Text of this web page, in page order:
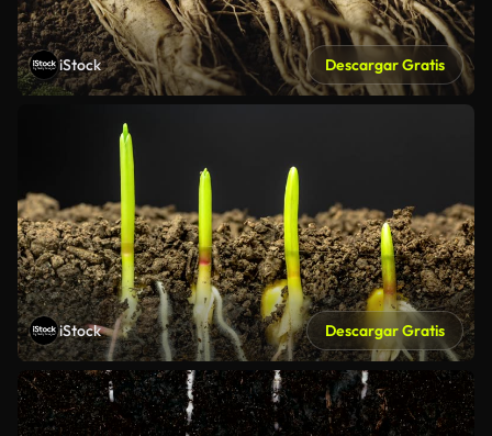
iStock Descargar Gratis
iStock Descargar Gratis